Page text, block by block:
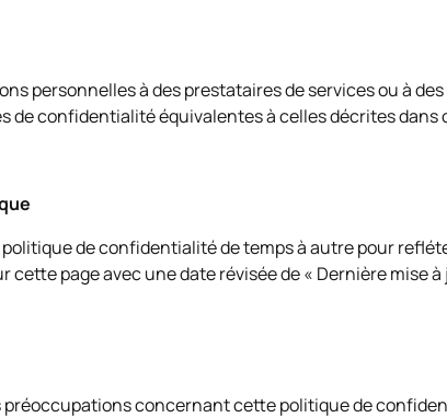
personnelles à des prestataires de services ou à
de confidentialité équivalentes à celles décrites dans
de confidentialité de temps à autre pour
cette page avec une date révisée de « Dernière mise à
préoccupations concernant cette politique de